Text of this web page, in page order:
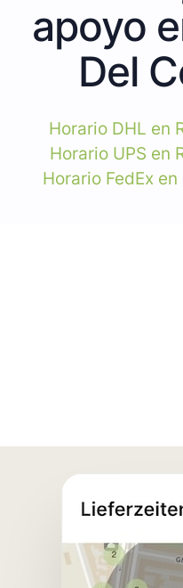
apoyo
Del
Horario DHL en
Horario UPS en
Horario FedEx